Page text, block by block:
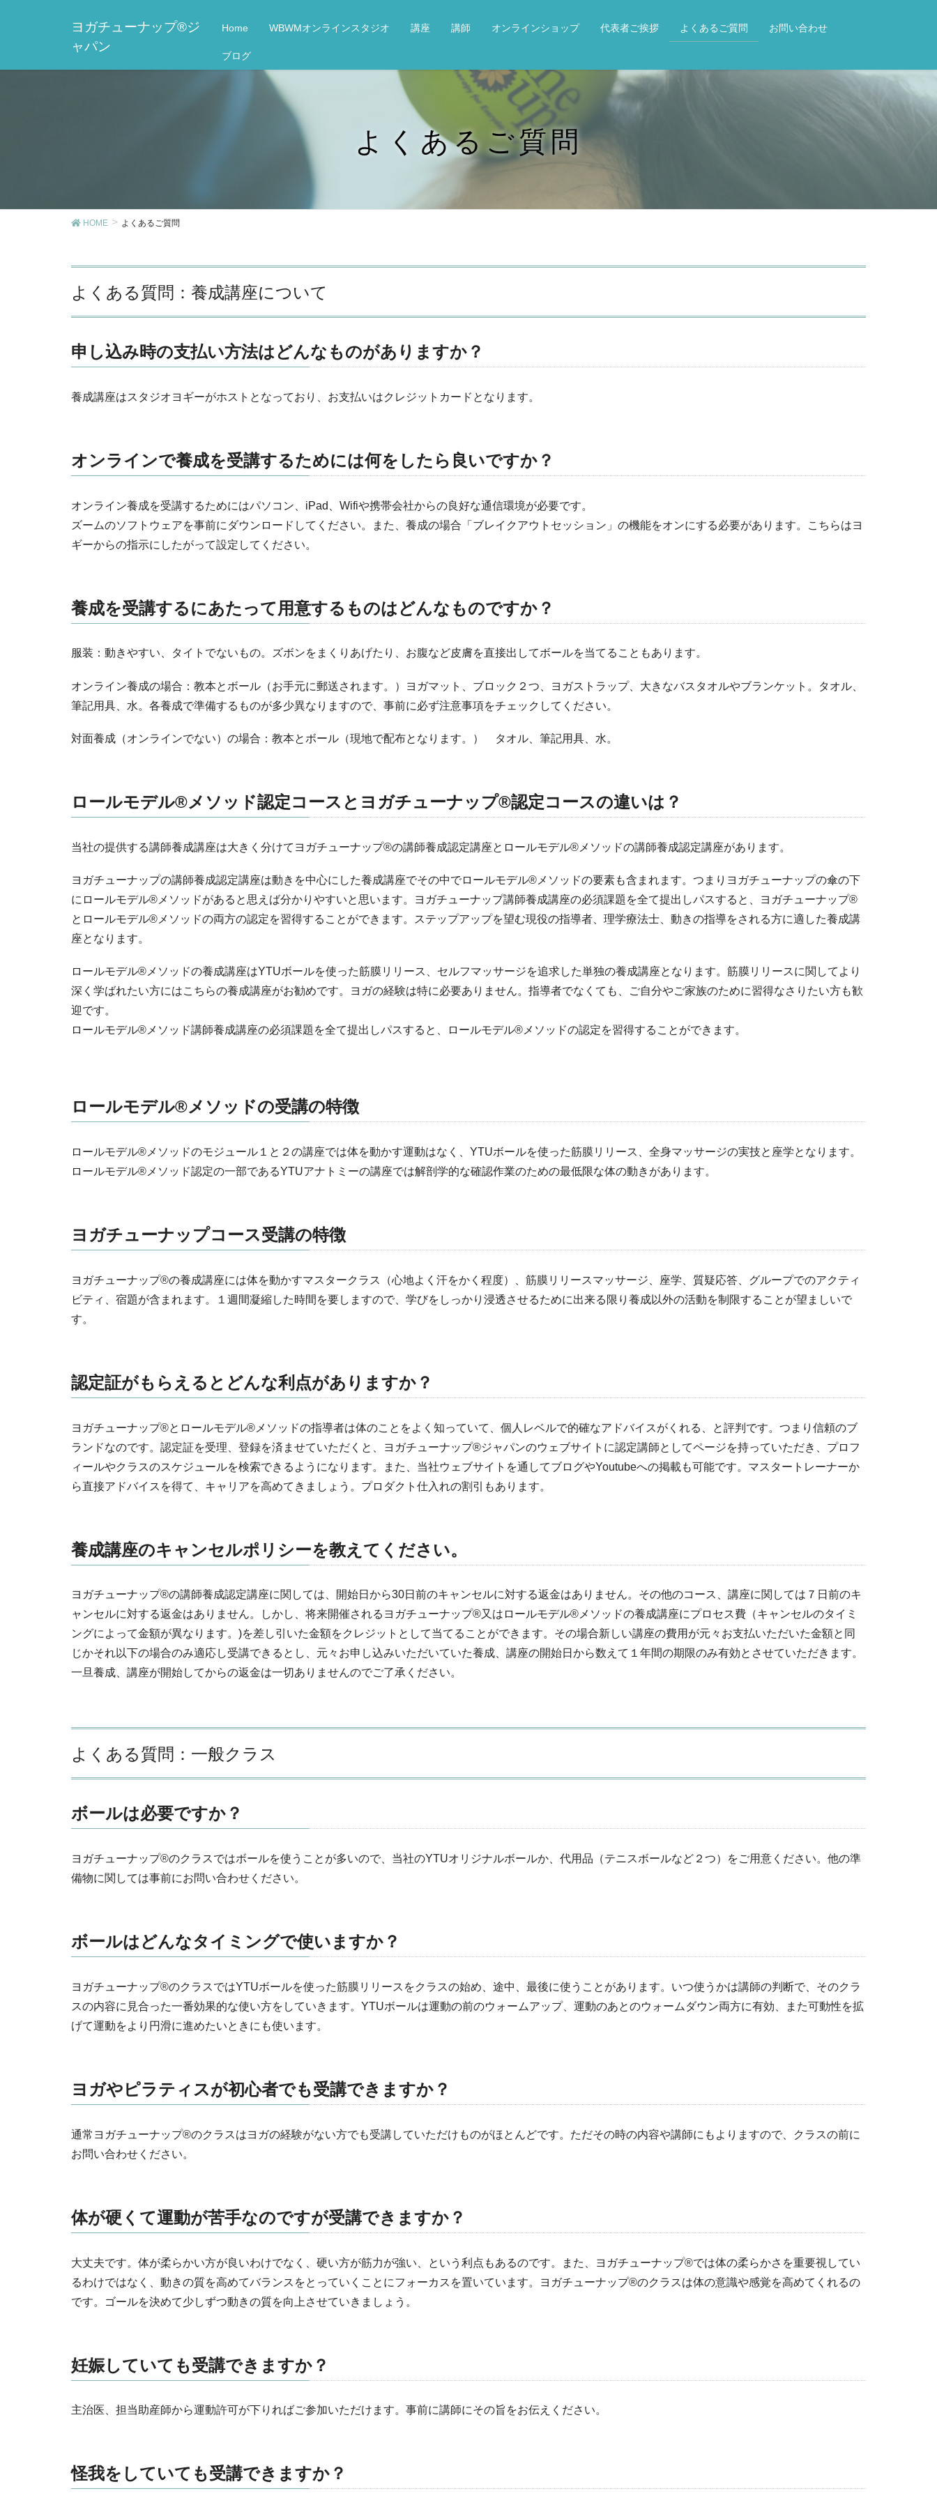
ヨガチューナップ®ジ
ャパン
Home WBWMオンラインスタジオ 講座 講師 オンラインショップ 代表者ご挨拶 よくあるご質問 お問い合わせ
ブログ
よくあるご質問
HOME よくあるご質問
よくある質問：養成講座について
申し込み時の支払い方法はどんなものがありますか？
養成講座はスタジオヨギーがホストとなっており、お支払いはクレジットカードとなります。
オンラインで養成を受講するためには何をしたら良いですか？
オンライン養成を受講するためにはパソコン、iPad、Wifiや携帯会社からの良好な通信環境が必要です。
ズームのソフトウェアを事前にダウンロードしてください。また、養成の場合「ブレイクアウトセッション」の機能をオンにする必要があります。こちらはヨ
ギーからの指示にしたがって設定してください。
養成を受講するにあたって用意するものはどんなものですか？
服装：動きやすい、タイトでないもの。ズボンをまくりあげたり、お腹など皮膚を直接出してボールを当てることもあります。
オンライン養成の場合：教本とボール（お手元に郵送されます。）ヨガマット、ブロック２つ、ヨガストラップ、大きなバスタオルやブランケット。タオル、
筆記用具、水。各養成で準備するものが多少異なりますので、事前に必ず注意事項をチェックしてください。
対面養成（オンラインでない）の場合：教本とボール（現地で配布となります。） タオル、筆記用具、水。
ロールモデル®メソッド認定コースとヨガチューナップ®認定コースの違いは？
当社の提供する講師養成講座は大きく分けてヨガチューナップ®の講師養成認定講座とロールモデル®メソッドの講師養成認定講座があります。
ヨガチューナップの講師養成認定講座は動きを中心にした養成講座でその中でロールモデル®メソッドの要素も含まれます。つまりヨガチューナップの傘の下
にロールモデル®メソッドがあると思えば分かりやすいと思います。ヨガチューナップ講師養成講座の必須課題を全て提出しパスすると、ヨガチューナップ®
とロールモデル®メソッドの両方の認定を習得することができます。ステップアップを望む現役の指導者、理学療法士、動きの指導をされる方に適した養成講
座となります。
ロールモデル®メソッドの養成講座はYTUボールを使った筋膜リリース、セルフマッサージを追求した単独の養成講座となります。筋膜リリースに関してより
深く学ばれたい方にはこちらの養成講座がお勧めです。ヨガの経験は特に必要ありません。指導者でなくても、ご自分やご家族のために習得なさりたい方も歓
迎です。
ロールモデル®メソッド講師養成講座の必須課題を全て提出しパスすると、ロールモデル®メソッドの認定を習得することができます。
ロールモデル®メソッドの受講の特徴
ロールモデル®メソッドのモジュール１と２の講座では体を動かす運動はなく、YTUボールを使った筋膜リリース、全身マッサージの実技と座学となります。
ロールモデル®メソッド認定の一部であるYTUアナトミーの講座では解剖学的な確認作業のための最低限な体の動きがあります。
ヨガチューナップコース受講の特徴
ヨガチューナップ®の養成講座には体を動かすマスタークラス（心地よく汗をかく程度）、筋膜リリースマッサージ、座学、質疑応答、グループでのアクティ
ビティ、宿題が含まれます。１週間凝縮した時間を要しますので、学びをしっかり浸透させるために出来る限り養成以外の活動を制限することが望ましいで
す。
認定証がもらえるとどんな利点がありますか？
ヨガチューナップ®とロールモデル®メソッドの指導者は体のことをよく知っていて、個人レベルで的確なアドバイスがくれる、と評判です。つまり信頼のブ
ランドなのです。認定証を受理、登録を済ませていただくと、ヨガチューナップ®ジャパンのウェブサイトに認定講師としてページを持っていただき、プロフ
ィールやクラスのスケジュールを検索できるようになります。また、当社ウェブサイトを通してブログやYoutubeへの掲載も可能です。マスタートレーナーか
ら直接アドバイスを得て、キャリアを高めてきましょう。プロダクト仕入れの割引もあります。
養成講座のキャンセルポリシーを教えてください。
ヨガチューナップ®の講師養成認定講座に関しては、開始日から30日前のキャンセルに対する返金はありません。その他のコース、講座に関しては７日前のキ
ャンセルに対する返金はありません。しかし、将来開催されるヨガチューナップ®又はロールモデル®メソッドの養成講座にプロセス費（キャンセルのタイミ
ングによって金額が異なります。)を差し引いた金額をクレジットとして当てることができます。その場合新しい講座の費用が元々お支払いただいた金額と同
じかそれ以下の場合のみ適応し受講できるとし、元々お申し込みいただいていた養成、講座の開始日から数えて１年間の期限のみ有効とさせていただきます。
一旦養成、講座が開始してからの返金は一切ありませんのでご了承ください。
よくある質問：一般クラス
ボールは必要ですか？
ヨガチューナップ®のクラスではボールを使うことが多いので、当社のYTUオリジナルボールか、代用品（テニスボールなど２つ）をご用意ください。他の準
備物に関しては事前にお問い合わせください。
ボールはどんなタイミングで使いますか？
ヨガチューナップ®のクラスではYTUボールを使った筋膜リリースをクラスの始め、途中、最後に使うことがあります。いつ使うかは講師の判断で、そのクラ
スの内容に見合った一番効果的な使い方をしていきます。YTUボールは運動の前のウォームアップ、運動のあとのウォームダウン両方に有効、また可動性を拡
げて運動をより円滑に進めたいときにも使います。
ヨガやピラティスが初心者でも受講できますか？
通常ヨガチューナップ®のクラスはヨガの経験がない方でも受講していただけものがほとんどです。ただその時の内容や講師にもよりますので、クラスの前に
お問い合わせください。
体が硬くて運動が苦手なのですが受講できますか？
大丈夫です。体が柔らかい方が良いわけでなく、硬い方が筋力が強い、という利点もあるのです。また、ヨガチューナップ®では体の柔らかさを重要視してい
るわけではなく、動きの質を高めてバランスをとっていくことにフォーカスを置いています。ヨガチューナップ®のクラスは体の意識や感覚を高めてくれるの
です。ゴールを決めて少しずつ動きの質を向上させていきましょう。
妊娠していても受講できますか？
主治医、担当助産師から運動許可が下りればご参加いただけます。事前に講師にその旨をお伝えください。
怪我をしていても受講できますか？